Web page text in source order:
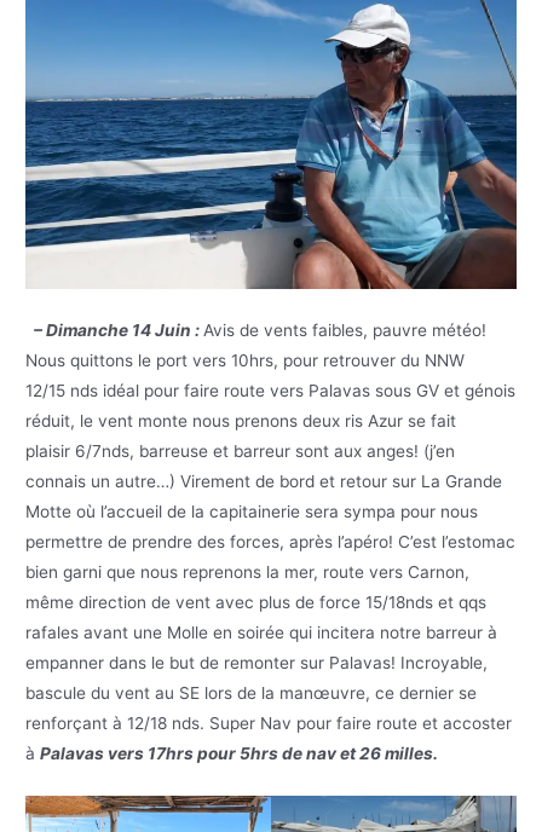
– Dimanche 14 Juin : Avis de vents faibles, pauvre météo!
Nous quittons le port vers 10hrs, pour retrouver du NNW
12/15 nds idéal pour faire route vers Palavas sous GV et génois
réduit, le vent monte nous prenons deux ris Azur se fait
plaisir 6/7nds, barreuse et barreur sont aux anges! (j’en
connais un autre…) Virement de bord et retour sur La Grande
Motte où l’accueil de la capitainerie sera sympa pour nous
permettre de prendre des forces, après l’apéro! C’est l’estomac
bien garni que nous reprenons la mer, route vers Carnon,
même direction de vent avec plus de force 15/18nds et qqs
rafales avant une Molle en soirée qui incitera notre barreur à
empanner dans le but de remonter sur Palavas! Incroyable,
bascule du vent au SE lors de la manœuvre, ce dernier se
renforçant à 12/18 nds. Super Nav pour faire route et accoster
àPalavas vers 17hrs pour 5hrs de nav et 26 milles.